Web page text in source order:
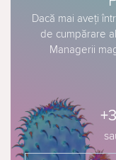
Dacă mai aveți
de cumpărare
Managerii